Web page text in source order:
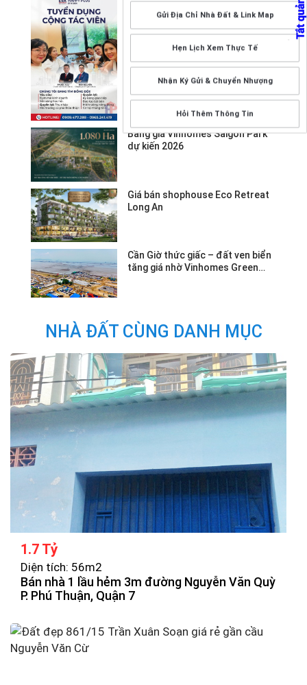
HAPPY PLUS TRONG KỶ NGUYÊN
PLUS TRONG KỶ NGUYÊN ...
Bảng giá Vinhomes Saigon Park
dự kiến 2026
Giá bán shophouse Eco Retreat
Long An
Cần Giờ thức giấc – đất ven biển
tăng giá nhờ Vinhomes Green
Gửi Địa Chỉ Nhà Đất & Link Map
Hẹn Lịch Xem Thực Tế
Nhận Ký Gửi & Chuyển Nhượng
Hỏi Thêm Thông Tin
NHÀ ĐẤT CÙNG DANH MỤC
1.7 Tỷ
Diện tích: 56m2
Bán nhà 1 lầu hẻm 3m đường Nguyễn Văn Quỳ
P. Phú Thuận, Quận 7